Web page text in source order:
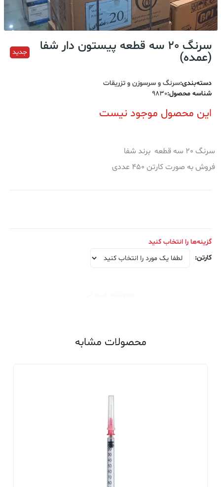
سرنگ 20 سه قطعه پیستون دار شفا
(عمده) جدید
دسته‌بندی:سرنگ و سرسوزن و تزریقات
شناسه محصول:
9830
این محصول موجود نیست
سرنگ 20 سه قطعه برند شفا
فروش به صورت کارتن 450 عددی
گزینه‌ها را انتخاب کنید
کارتن:
محصولات مشابه